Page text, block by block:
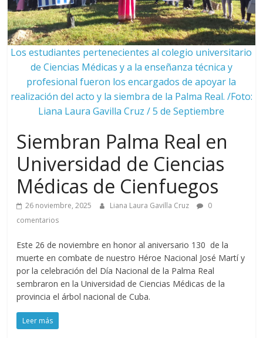
Los estudiantes pertenecientes al colegio universitario
de Ciencias Médicas y a la enseñanza técnica y
profesional fueron los encargados de apoyar la
realización del acto y la siembra de la Palma Real. /Foto:
Liana Laura Gavilla Cruz / 5 de Septiembre
Siembran Palma Real en
Universidad de Ciencias
Médicas de Cienfuegos
26 noviembre, 2025 Liana Laura Gavilla Cruz
0
comentarios
Este 26 de noviembre en honor al aniversario 130 de la
muerte en combate de nuestro Héroe Nacional José Martí y
por la celebración del Día Nacional de la Palma Real
sembraron en la Universidad de Ciencias Médicas de la
provincia el árbol nacional de Cuba.
Leer más